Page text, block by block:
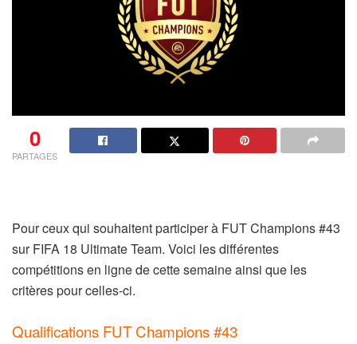
0
PARTAGES
Pour ceux qui souhaitent participer à FUT Champions #43
sur FIFA 18 Ultimate Team. Voici les différentes
compétitions en ligne de cette semaine ainsi que les
critères pour celles-ci.
Qualifications FUT Champions #43